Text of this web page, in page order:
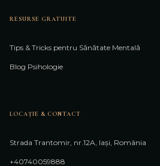
RESURSE GRATUITE
Tips & Tricks pentru Sănătate Mentală
Blog Psihologie
LOCAȚIE & CONTACT
Strada Trantomir, nr.12A, Iași, România
+40740059888